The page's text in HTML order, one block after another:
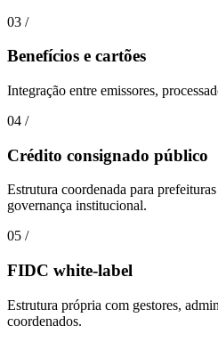
03 /
Benefícios e cartões
Integração entre emissores,
04 /
Crédito consignado público
Estrutura coordenada para
governança institucional.
05 /
FIDC white-label
Estrutura própria com gestores,
coordenados.